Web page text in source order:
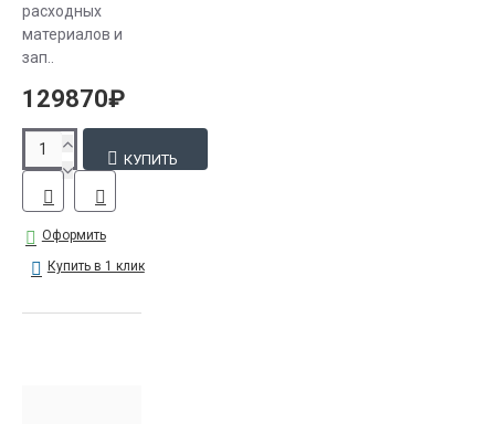
расходных
материалов и
зап..
129870₽
КУПИТЬ
Оформить
Купить в 1 клик